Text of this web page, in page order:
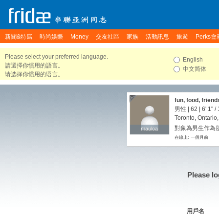
新聞&特寫 時尚娛樂 Money 交友社區 家族 活動訊息 旅遊 Perks會
Please select your preferred language.
請選擇你慣用的語言。
请选择你惯用的语言。
English
中文简体
mauloa
mauloa
fun, food,
男性 | 62 | 6' 1" /
Toronto,
對象為男生作為
在線上: 一個月前
Please
用戶名